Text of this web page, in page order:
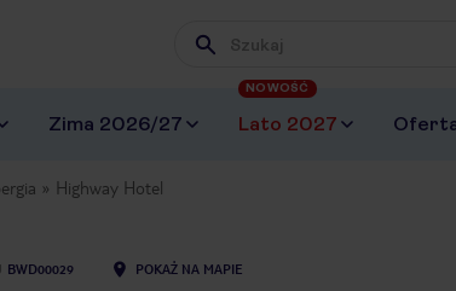
Wpisz frazę, której szukasz
Zima 2026/27 Lato 2027
NOWOŚĆ
Highway Hotel
BWD00029 POKAŻ NA MAPIE